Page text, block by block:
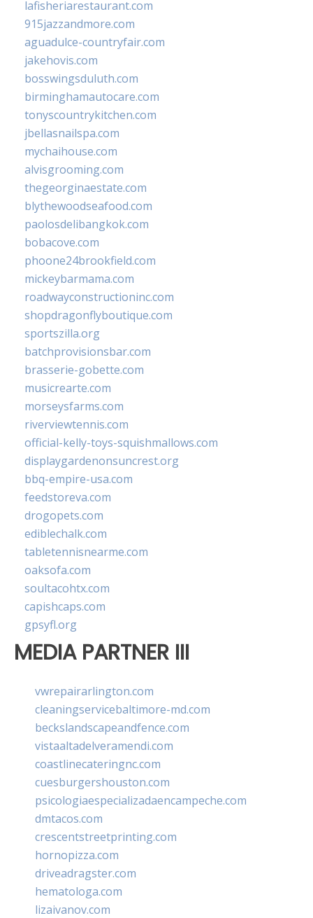
lafisheriarestaurant.com
915jazzandmore.com
aguadulce-countryfair.com
jakehovis.com
bosswingsduluth.com
birminghamautocare.com
tonyscountrykitchen.com
jbellasnailspa.com
mychaihouse.com
alvisgrooming.com
thegeorginaestate.com
blythewoodseafood.com
paolosdelibangkok.com
bobacove.com
phoone24brookfield.com
mickeybarmama.com
roadwayconstructioninc.com
shopdragonflyboutique.com
sportszilla.org
batchprovisionsbar.com
brasserie-gobette.com
musicrearte.com
morseysfarms.com
riverviewtennis.com
official-kelly-toys-squishmallows.com
displaygardenonsuncrest.org
bbq-empire-usa.com
feedstoreva.com
drogopets.com
ediblechalk.com
tabletennisnearme.com
oaksofa.com
soultacohtx.com
capishcaps.com
gpsyfl.org
MEDIA PARTNER III
vwrepairarlington.com
cleaningservicebaltimore-md.com
beckslandscapeandfence.com
vistaaltadelveramendi.com
coastlinecateringnc.com
cuesburgershouston.com
psicologiaespecializadaencampeche.com
dmtacos.com
crescentstreetprinting.com
hornopizza.com
driveadragster.com
hematologa.com
lizaivanov.com